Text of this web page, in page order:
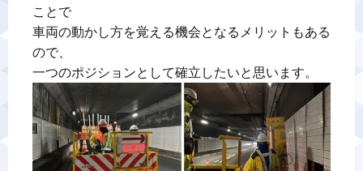
ことで
車両の動かし方を覚える機会となるメリットもある
ので、